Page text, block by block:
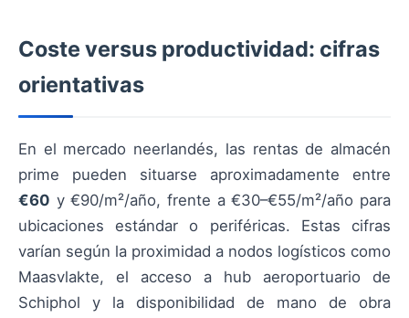
Coste versus productividad: cifras
orientativas
En el mercado neerlandés, las rentas de almacén
prime pueden situarse aproximadamente entre
€60 y €90/m²/año, frente a €30–€55/m²/año para
ubicaciones estándar o periféricas. Estas cifras
varían según la proximidad a nodos logísticos como
Maasvlakte, el acceso a hub aeroportuario de
Schiphol y la disponibilidad de mano de obra